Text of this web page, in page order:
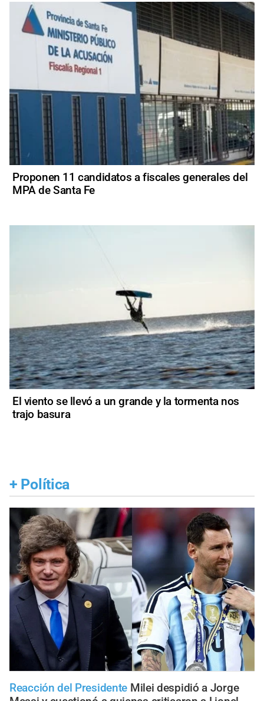
Proponen 11 candidatos a fiscales generales del
MPA de Santa Fe
El viento se llevó a un grande y la tormenta nos
trajo basura
+ Política
Reacción del Presidente Milei despidió a Jorge